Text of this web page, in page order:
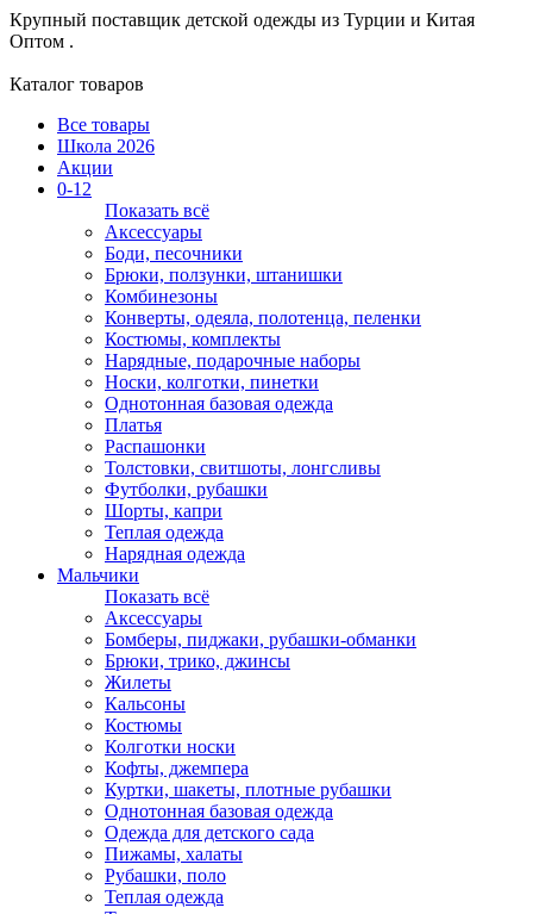
Крупный поставщик детской одежды из Турции и Китая
Оптом .
Каталог товаров
Все товары
Школа 2026
Акции
0-12
Показать всё
Аксессуары
Боди, песочники
Брюки, ползунки, штанишки
Комбинезоны
Конверты, одеяла, полотенца, пеленки
Костюмы, комплекты
Нарядные, подарочные наборы
Носки, колготки, пинетки
Однотонная базовая одежда
Платья
Распашонки
Толстовки, свитшоты, лонгсливы
Футболки, рубашки
Шорты, капри
Теплая одежда
Нарядная одежда
Мальчики
Показать всё
Аксессуары
Бомберы, пиджаки, рубашки-обманки
Брюки, трико, джинсы
Жилеты
Кальсоны
Костюмы
Колготки носки
Кофты, джемпера
Куртки, шакеты, плотные рубашки
Однотонная базовая одежда
Одежда для детского сада
Пижамы, халаты
Рубашки, поло
Теплая одежда